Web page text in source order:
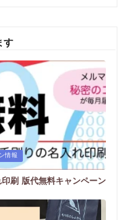
す
情報
印刷 版代無料キャンペーン